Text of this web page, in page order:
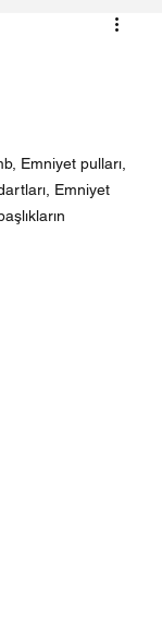
Emniyet pulları,
Emniyet